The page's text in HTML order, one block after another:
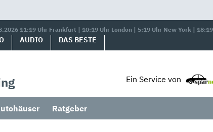
11:19 Uhr Frankfurt | 10:19 Uhr London | 5:19 Uhr New York |
AUDIO DAS BESTE
Ein Service von
Ratgeber